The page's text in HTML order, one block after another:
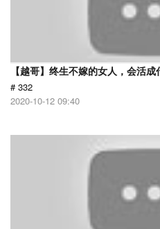
【越哥】终生不嫁的女人，会活成
# 332
2020-10-12 09:40